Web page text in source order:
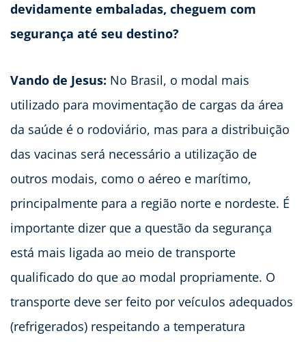
devidamente embaladas, cheguem com
segurança até seu destino?
Vando de Jesus: No Brasil, o modal mais
utilizado para movimentação de cargas da área
da saúde é o rodoviário, mas para a distribuição
das vacinas será necessário a utilização de
outros modais, como o aéreo e marítimo,
principalmente para a região norte e nordeste. É
importante dizer que a questão da segurança
está mais ligada ao meio de transporte
qualificado do que ao modal propriamente. O
transporte deve ser feito por veículos adequados
(refrigerados) respeitando a temperatura